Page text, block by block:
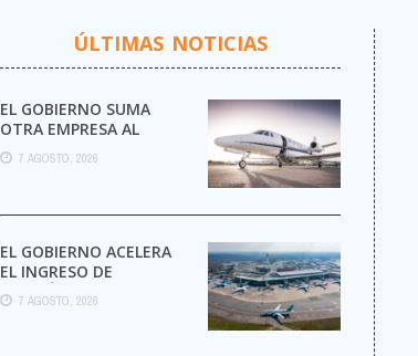
ÚLTIMAS NOTICIAS
EL GOBIERNO SUMA
OTRA EMPRESA AL
NEGOCIO DE LOS VUELOS
PRIVADOS
7 AGOSTO, 2026
EL GOBIERNO ACELERA
EL INGRESO DE
AEROLÍNEAS
EXTRANJERAS CON
7 AGOSTO, 2026